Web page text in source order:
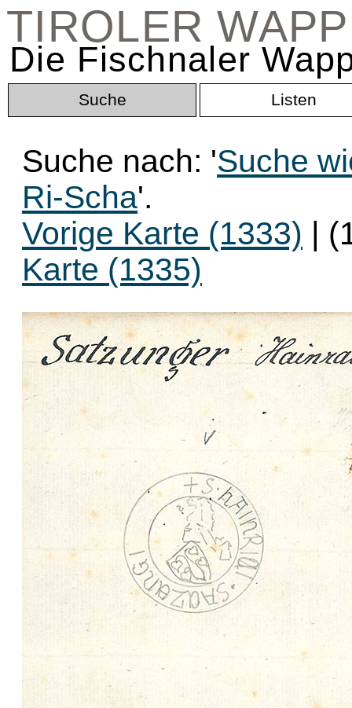
TIROLER
Die Fischnaler
Suche Listen
Suche nach: 'Suche
Ri-Scha'.
Vorige Karte (1333) |
Karte (1335)